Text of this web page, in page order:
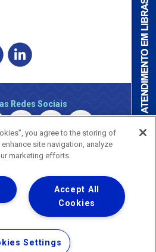
Redes Sociais
© 2026 - Todos os Direitos Reservados.
movimenta a vida
Uso de Sites e Aplicativos
e Proteção de Dados
you agree to the storing of
site navigation, analyze
marketing efforts.
Accept All
Cookies
Settings